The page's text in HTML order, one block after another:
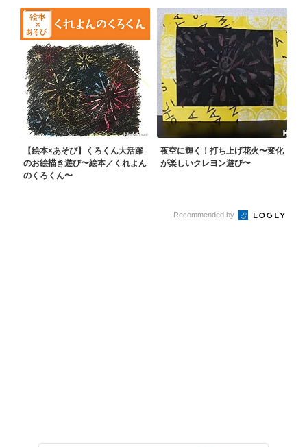
【絵本×あそび】くろくん大活躍
のお絵描き遊び〜絵本／くれよん
のくろくん〜
夜空に輝く！打ち上げ花火〜変化
が楽しいクレヨン遊び〜
Recommended by